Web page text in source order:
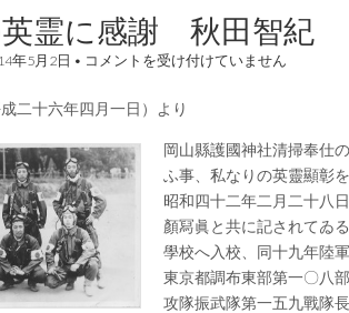
霊に感謝 秋田智紀
年5月2日 • 郷
英
に
感
謝
秋
田
智
紀
は
コメントを受け付けていません
二十六年四月一日）より
岡山縣護國神社清掃奉仕
ふ事、私なりの英靈顯彰
昭和四十二年二月二十八
顏冩眞と共に記されてゐ
學校へ入校、同十九年陸
東京都調布東部第一〇八
攻隊振武隊第一五九戰隊